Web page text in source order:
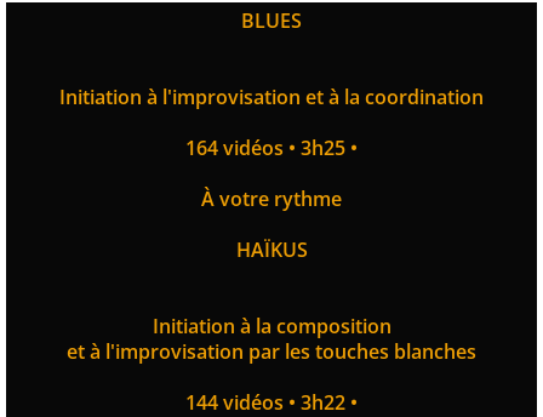
BLUES
Initiation à l'improvisation et à la coordination
164 vidéos • 3h25 •
À votre rythme
HAÏKUS
Initiation à la composition
et à l'improvisation par les touches blanches
144 vidéos • 3h22 •